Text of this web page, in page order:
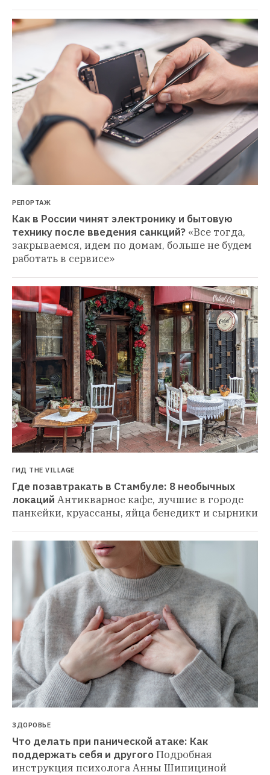
РЕПОРТАЖ
Как в России чинят электронику и бытовую
технику после введения санкций? «Все тогда,
закрываемся, идем по домам, больше не будем
работать в сервисе»
ГИД THE VILLAGE
Где позавтракать в Стамбуле: 8 необычных
локаций Антикварное кафе, лучшие в городе
панкейки, круассаны, яйца бенедикт и сырники
ЗДОРОВЬЕ
Что делать при панической атаке: Как
поддержать себя и другогоПодробная
инструкция психолога Анны Шипициной